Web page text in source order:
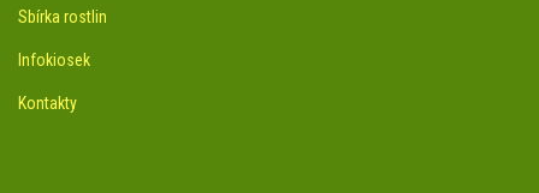
Sbírka rostlin
Infokiosek
Kontakty